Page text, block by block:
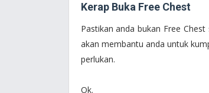
Kerap Buka Free Chest
Pastikan anda bukan Free
akan membantu anda untuk
perlukan.
Ok.